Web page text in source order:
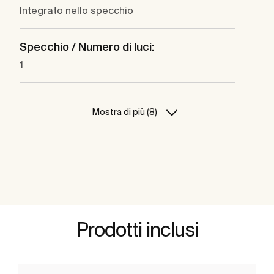
Integrato nello specchio
Specchio / Numero di luci:
1
Mostra di più (8)
Prodotti inclusi